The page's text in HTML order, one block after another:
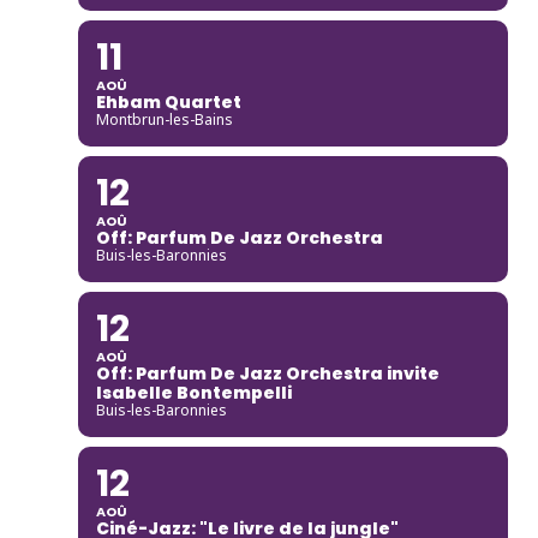
11
AOÛ
Ehbam Quartet
Montbrun-les-Bains
12
AOÛ
Off: Parfum De Jazz Orchestra
Buis-les-Baronnies
12
AOÛ
Off: Parfum De Jazz Orchestra invite
Isabelle Bontempelli
Buis-les-Baronnies
12
AOÛ
Ciné-Jazz: "Le livre de la jungle"